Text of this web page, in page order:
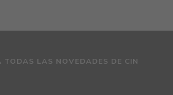
TODAS LAS NOVEDADES DE CIN